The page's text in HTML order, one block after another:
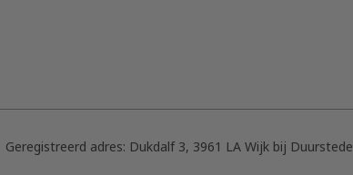
Geregistreerd adres: Dukdalf 3, 3961 LA Wijk bij Duurstede